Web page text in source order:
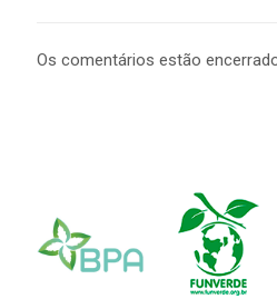
Os comentários estão